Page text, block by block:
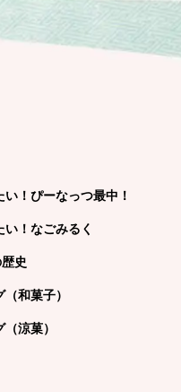
い！ぴーなっつ最中！
い！なごみるく
史
和菓子）
涼菓）